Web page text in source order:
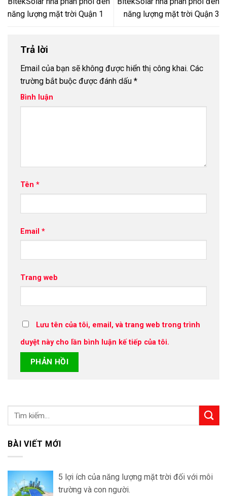
năng lượng mặt trời Quận 1
năng lượng mặt trời Quận 3
Trả lời
Email của bạn sẽ không được hiển thị công khai. Các
trường bắt buộc được đánh dấu *
Bình luận
Tên *
Email *
Trang web
Lưu tên của tôi, email, và trang web trong trình
duyệt này cho lần bình luận kế tiếp của tôi.
BÀI VIẾT MỚI
5 lợi ích của năng lượng mặt trời đối với môi
trường và con người.